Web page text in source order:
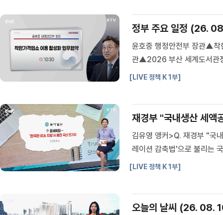
정부 주요 일정 (26.
윤호중 행정안전부 장관▲착
관▲2026 부산 세계도서관
장관▲방학 중 틈새돌봄사
[LIVE 정책 K 1부]
김유영 앵커>Q. 재경부 "국
레이션 감축법'으로 불리는
완성차 업계에 위기감이 감
[LIVE 정책 K 1부]
오늘의 날씨 (26. 08.